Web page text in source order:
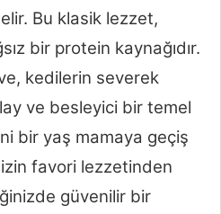
Bu klasik lezzet,
bir protein kaynağıdır.
kedilerin severek
ve besleyici bir temel
bir yaş mamaya geçiş
favori lezzetinden
güvenilir bir